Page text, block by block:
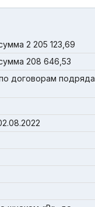
2 205 123,69
208 646,53
договорам подряда,